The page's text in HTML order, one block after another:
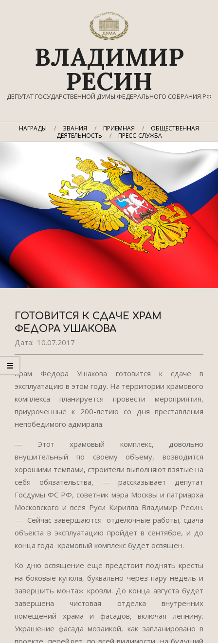
ВЛАДИМИР
РЕСИН
ДЕПУТАТ ГОСУДАРСТВЕННОЙ ДУМЫ ФЕДЕРАЛЬНОГО СОБРАНИЯ РФ
Главное
НАГРАДЫ ЗВАНИЯ ПРИЕМНАЯ
ОБЩЕСТВЕННАЯ
ДЕЯТЕЛЬНОСТЬ
ПРЕСС-СЛУЖБА
ГОТОВИТСЯ К СДАЧЕ ХРАМ
ФЕДОРА УШАКОВА
Дата: 10.07.2017
Храм Федора Ушакова готовится к сдаче в
эксплуатацию в этом году. На территории храмового
комплекса планируется провести мероприятия,
приуроченные к 200-летию со дня преставления
непобедимого адмирала.
— Этот храмовый комплекс, довольно
внушительный по своему объему, возводится
хорошими темпами, строители выполняют взятые на
себя обязательства, — рассказывает депутат
Госдумы ФС РФ, советник мэра Москвы и патриарха
Московского и всея Руси Кирилла Владимир Ресин.
— Сейчас завершаются отделочные работы, сдача
объекта в эксплуатацию пройдет в сентябре, и до
конца года храмовый комплекс будет освящен.
Ко дню освящение еще предстоит поднять кресты
на боковые купола, буквально через пару недель и
завершить монтаж кровли. До конца августа будет
завершена чистовая отделка внутренних
помещений храма и фасадов, включая лепнину.
Украшение фасада мозаикой, как запланировано в
проекте, перейдет, по всей видимости, на будущий